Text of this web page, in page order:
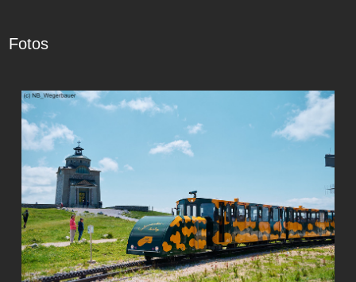
Fotos